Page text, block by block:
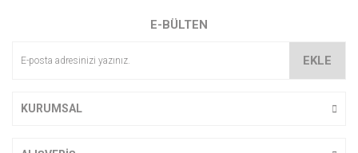
Ürün açıklamasında eksik bilgiler bulunuyor.
E-BÜLTEN
EKLE
KURUMSAL